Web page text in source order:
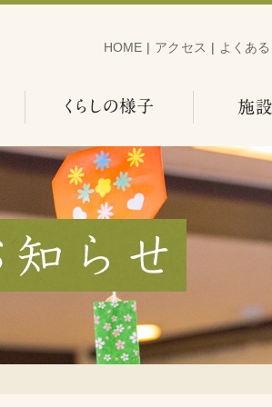
HOME | アクセス | よくあ